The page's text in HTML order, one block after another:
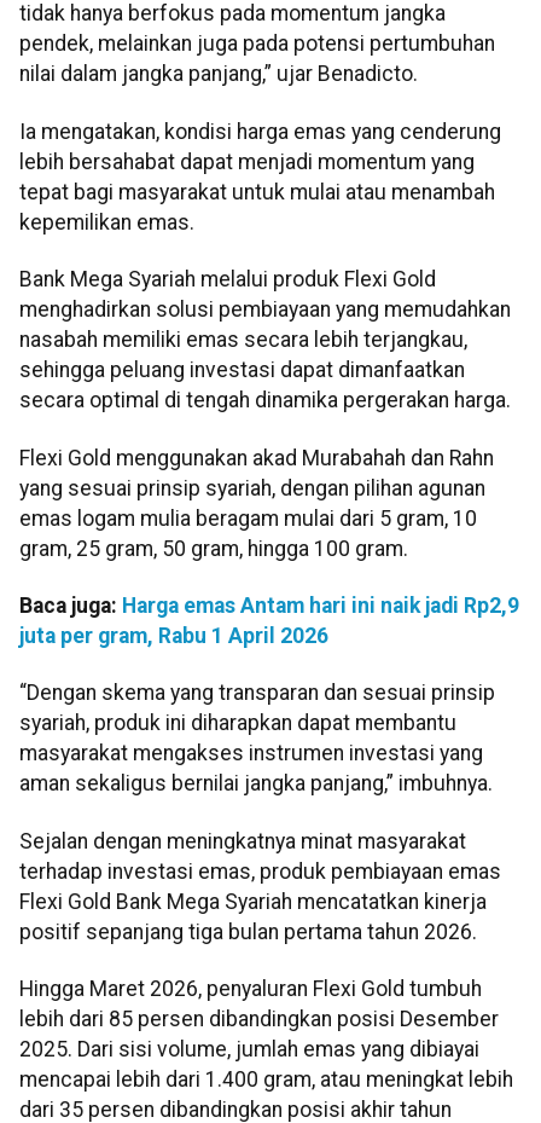
tidak hanya berfokus pada momentum jangka
pendek, melainkan juga pada potensi pertumbuhan
nilai dalam jangka panjang,” ujar Benadicto.
Ia mengatakan, kondisi harga emas yang cenderung
lebih bersahabat dapat menjadi momentum yang
tepat bagi masyarakat untuk mulai atau menambah
kepemilikan emas.
Bank Mega Syariah melalui produk Flexi Gold
menghadirkan solusi pembiayaan yang memudahkan
nasabah memiliki emas secara lebih terjangkau,
sehingga peluang investasi dapat dimanfaatkan
secara optimal di tengah dinamika pergerakan harga.
Flexi Gold menggunakan akad Murabahah dan Rahn
yang sesuai prinsip syariah, dengan pilihan agunan
emas logam mulia beragam mulai dari 5 gram, 10
gram, 25 gram, 50 gram, hingga 100 gram.
Baca juga: Harga emas Antam hari ini naik jadi Rp2,9
juta per gram, Rabu 1 April 2026
“Dengan skema yang transparan dan sesuai prinsip
syariah, produk ini diharapkan dapat membantu
masyarakat mengakses instrumen investasi yang
aman sekaligus bernilai jangka panjang,” imbuhnya.
Sejalan dengan meningkatnya minat masyarakat
terhadap investasi emas, produk pembiayaan emas
Flexi Gold Bank Mega Syariah mencatatkan kinerja
positif sepanjang tiga bulan pertama tahun 2026.
Hingga Maret 2026, penyaluran Flexi Gold tumbuh
lebih dari 85 persen dibandingkan posisi Desember
2025. Dari sisi volume, jumlah emas yang dibiayai
mencapai lebih dari 1.400 gram, atau meningkat lebih
dari 35 persen dibandingkan posisi akhir tahun